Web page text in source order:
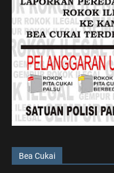
Bea Cukai